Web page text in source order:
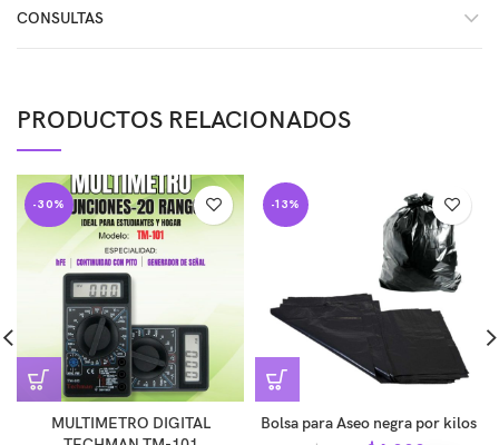
CONSULTAS
PRODUCTOS RELACIONADOS
-30%
MULTIMETRO DIGITAL
-13%
Bolsa para Aseo negra por kilos